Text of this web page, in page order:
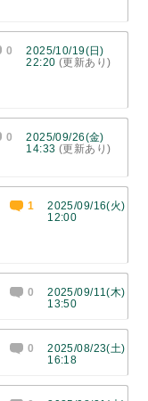
0
2025/10/19(日)
22:20 (更新あり)
0
2025/09/26(金)
14:33 (更新あり)
1
2025/09/16(火)
12:00
0
2025/09/11(木)
13:50
0
2025/08/23(土)
16:18